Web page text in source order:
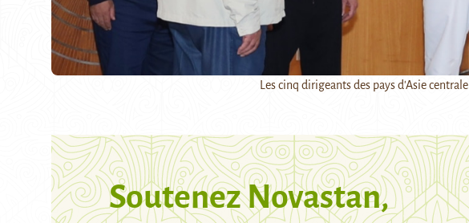
Les cinq dirigeants des pays d'Asie centrale.
Soutenez Novastan,